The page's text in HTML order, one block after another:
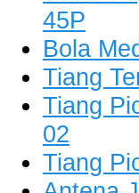
45P
Bola
Tiang
Tiang
02
Tiang